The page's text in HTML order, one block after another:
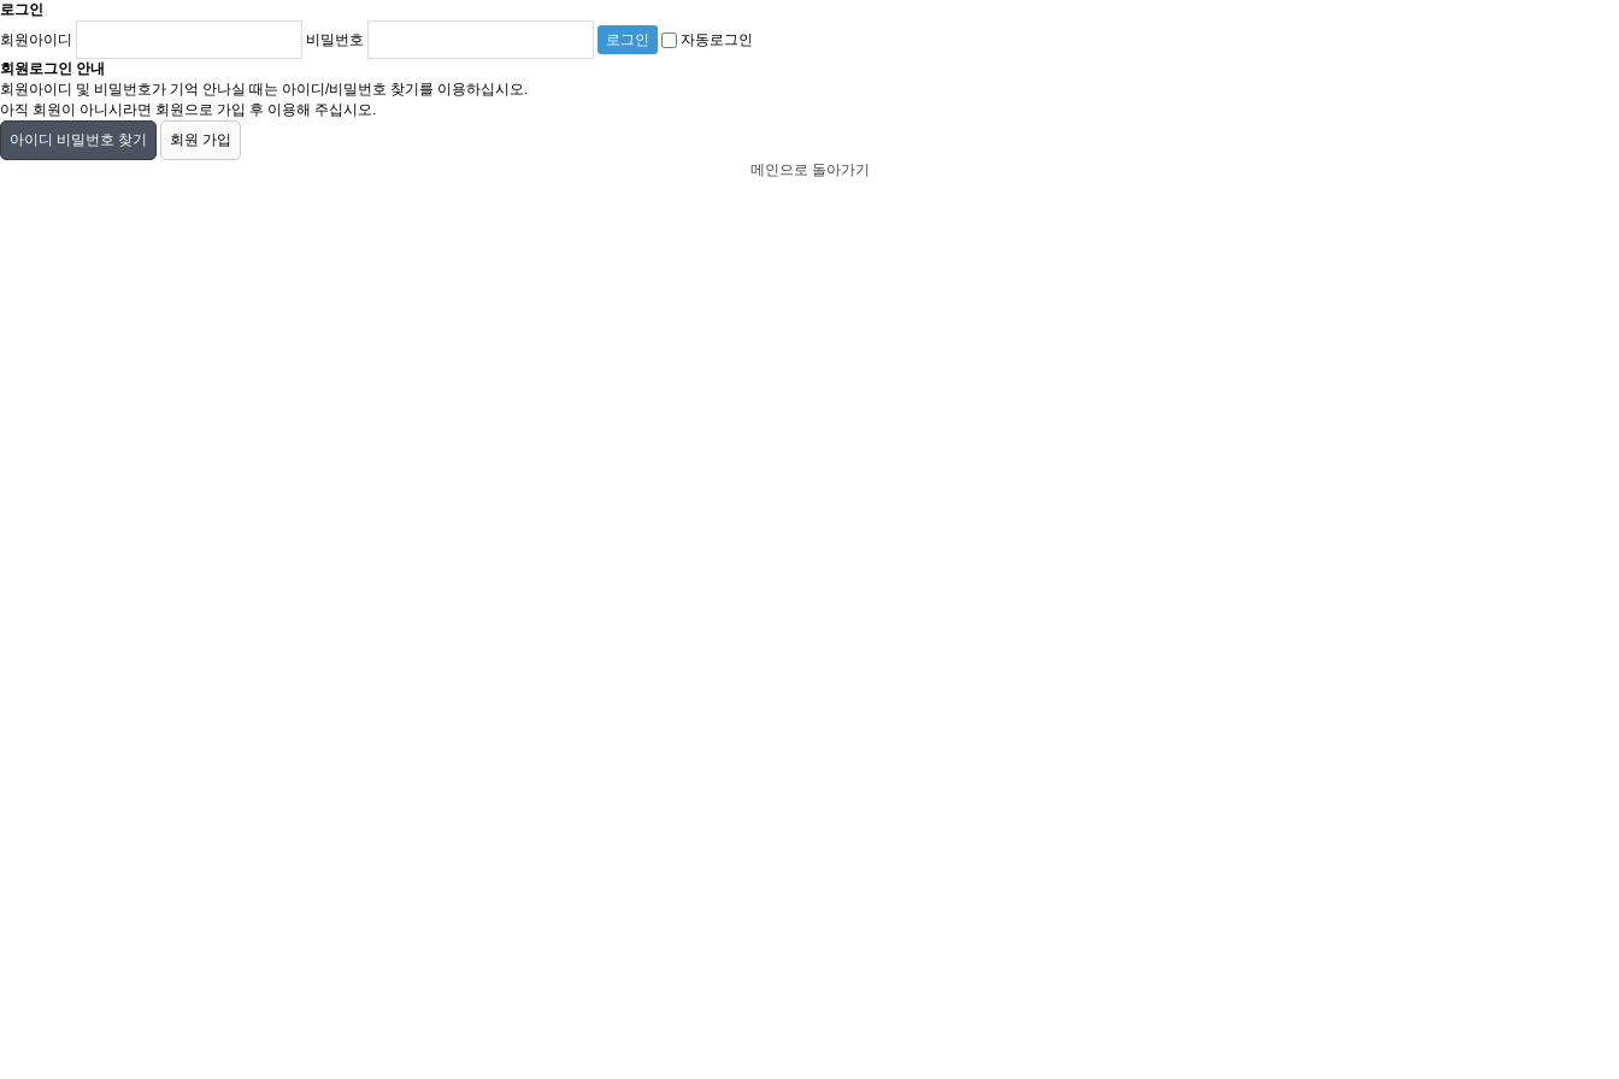
로그인
회원아이디
비밀번호
자동로그인
회원로그인 안내
회원아이디 및 비밀번호가 기억 안나실 때는 아이디/비밀번호 찾기를 이용하십시오.
아직 회원이 아니시라면 회원으로 가입 후 이용해 주십시오.
아이디 비밀번호 찾기
회원 가입
메인으로 돌아가기